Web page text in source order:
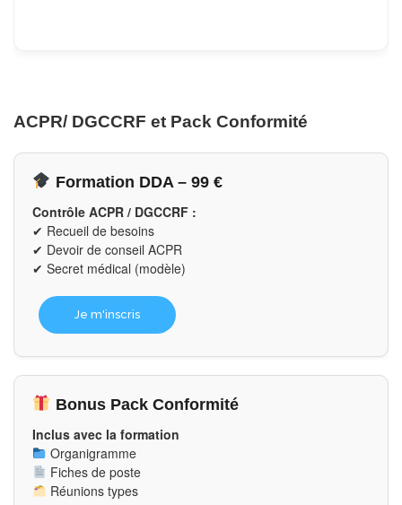
ACPR/ DGCCRF et Pack Conformité
Formation DDA – 99 €
Contrôle ACPR / DGCCRF :
✔ Recueil de besoins
✔ Devoir de conseil ACPR
✔ Secret médical (modèle)
Je m'inscris
Bonus Pack Conformité
Inclus avec la formation
Organigramme
Fiches de poste
Réunions types